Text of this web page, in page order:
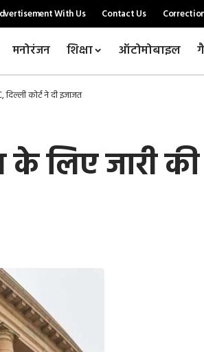
With Us Contact Us
मनोरंजन शिक्षा ऑटोमोबाइल
कोर्ट ने दी इजाजत
लिए जारी